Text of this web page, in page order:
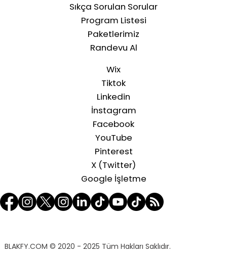
Sıkça Sorulan Sorular
Program Listesi
Paketlerimiz
Randevu Al
Wix
Tiktok
Linkedin
İnstagram
Facebook
YouTube
Pinterest
X (Twitter)
Google İşletme
BLAKFY.COM © 2020 - 2025 Tüm Hakları Saklıdır.